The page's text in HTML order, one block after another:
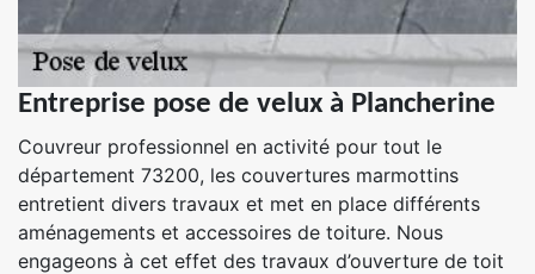
Entreprise pose de velux à Plancherine
Couvreur professionnel en activité pour tout le
département 73200, les couvertures marmottins
entretient divers travaux et met en place différents
aménagements et accessoires de toiture. Nous
engageons à cet effet des travaux d’ouverture de toit